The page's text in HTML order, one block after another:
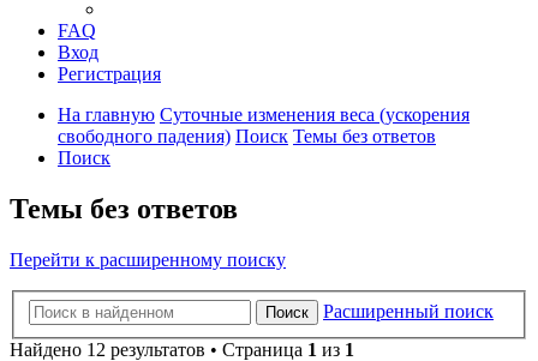
FAQ
Вход
Регистрация
На главную Суточные изменения веса (ускорения
свободного падения) Поиск Темы без ответов
Поиск
Темы без ответов
Перейти к расширенному поиску
Поиск
Расширенный поиск
Найдено 12 результатов • Страница 1 из 1